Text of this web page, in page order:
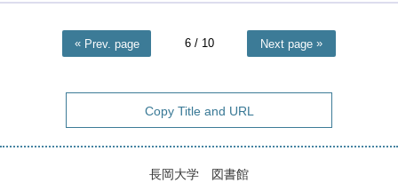
Prev. page 6/ 10 Next page
Copy Title and URL
長岡大学 図書館